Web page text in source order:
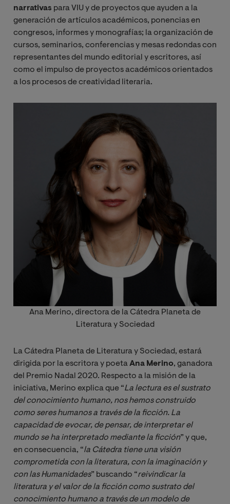
narrativas para VIU y de proyectos que ayuden a la
generación de artículos académicos, ponencias en
congresos, informes y monografías; la organización de
cursos, seminarios, conferencias y mesas redondas con
representantes del mundo editorial y escritores, así
como el impulso de proyectos académicos orientados
a los procesos de creatividad literaria.
Ana Merino, directora de la Cátedra Planeta de
Literatura y Sociedad
La Cátedra Planeta de Literatura y Sociedad, estará
dirigida por la escritora y poetaAna Merino, ganadora
del Premio Nadal 2020. Respecto a la misión de la
iniciativa, Merino explica que “La lectura es el sustrato
del conocimiento humano, nos hemos construido
como seres humanos a través de la ficción. La
capacidad de evocar, de pensar, de interpretar el
mundo se ha interpretado mediante la ficción” y que,
en consecuencia, “la Cátedra tiene una visión
comprometida con la literatura, con la imaginación y
con las Humanidades” buscando “reivindicar la
literatura y el valor de la ficción como sustrato del
conocimiento humano a través de un modelo de